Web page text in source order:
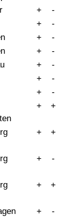
+
-
+
-
+
-
+
-
+
-
+
-
+
-
+ +
+ +
+ -
+ +
+
-